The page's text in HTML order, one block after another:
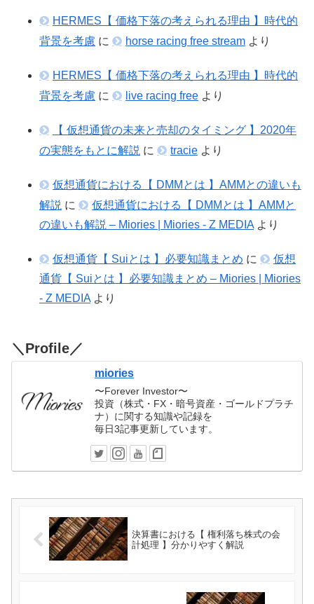
HERMES【 価格下落の考えられる理由 】時代的
背景を考慮 に horse racing free stream より
HERMES【 価格下落の考えられる理由 】時代的
背景を考慮 に live racing free より
【 仮想通貨の未来と売却のタイミング 】2020年
の実態をもとに解説 に tracie より
仮想通貨における【 DMMとは 】AMMとの違いも
解説 に
仮想通貨における【 DMMとは 】AMMと
の違いも解説 – Miories | Miories - Z MEDIA より
仮想通貨【 Suiとは 】必要知識まとめ に
仮想
通貨【 Suiとは 】必要知識まとめ – Miories | Miories
- Z MEDIA より
＼Profile／
miories
〜Forever Investor〜
投資（株式・FX・暗号資産・ゴールドプラチ
ナ）に関する知識や記録を
毎日3記事更新しています。
決算書における【 権利落ち株式の会
計処理 】分かりやすく解説